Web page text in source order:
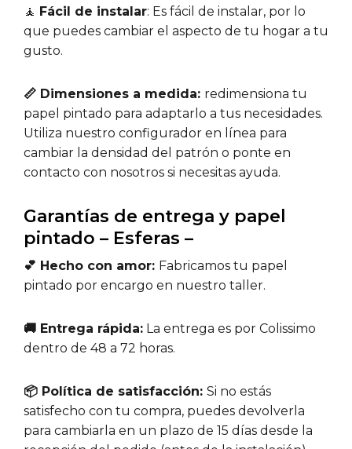
🧘 Fácil de instalar: Es fácil de instalar, por lo
que puedes cambiar el aspecto de tu hogar a tu
gusto.
📏 Dimensiones a medida: redimensiona tu
papel pintado para adaptarlo a tus necesidades.
Utiliza nuestro configurador en línea para
cambiar la densidad del patrón o ponte en
contacto con nosotros si necesitas ayuda.
Garantías de entrega y papel
pintado – Esferas –
💕 Hecho con amor: Fabricamos tu papel
pintado por encargo en nuestro taller.
🚚 Entrega rápida: La entrega es por Colissimo
dentro de 48 a 72 horas.
📦 Política de satisfacción: Si no estás
satisfecho con tu compra, puedes devolverla
para cambiarla en un plazo de 15 días desde la